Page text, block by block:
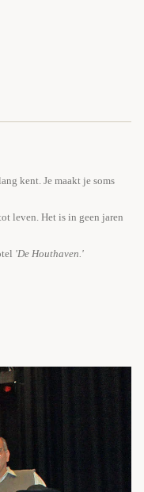
kent. Je maakt je soms
leven. Het is in geen jaren
'De Houthaven.'